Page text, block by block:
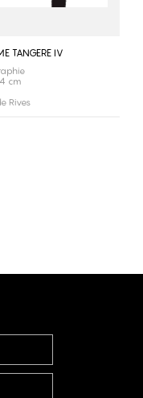
TANGERE IV
cm
Rives